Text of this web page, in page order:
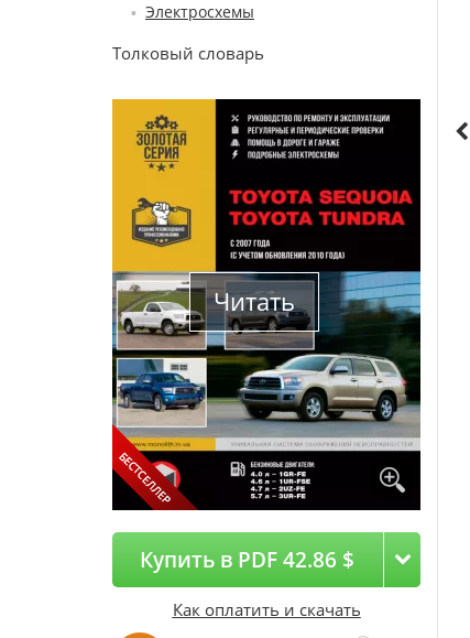
Электросхемы
Толковый словарь
Читать
Купить в PDF 42.86 $
Как оплатить и скачать